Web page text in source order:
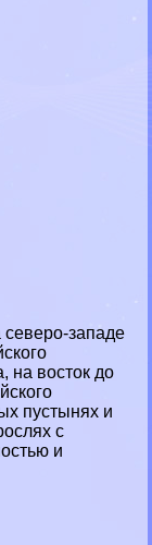
западе
на восток до
пустынях и
с
и